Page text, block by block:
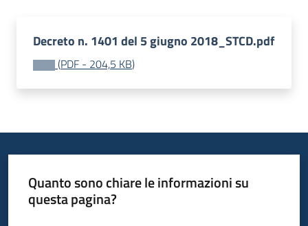
Decreto n. 1401 del 5 giugno 2018_STCD.pdf
(PDF - 204,5 KB)
Quanto sono chiare le informazioni su
questa pagina?